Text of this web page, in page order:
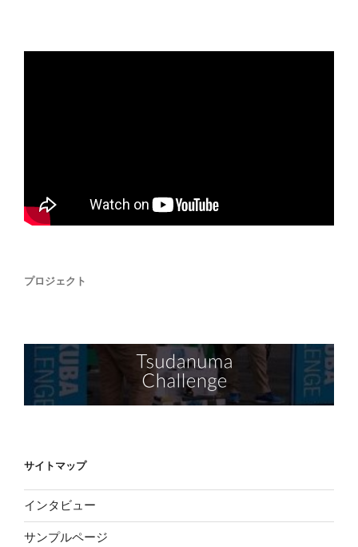
プロジェクト
サイトマップ
インタビュー
サンプルページ